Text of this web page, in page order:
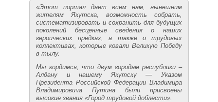
«Этот портал дает всем нам, нынешним
жителям Якутска, возможность собрать,
систематизировать и сохранить для будущих
поколений бесценные сведения о наших
героических предках, а также о трудовых
коллективах, которые ковали Великую Победу
в тылу.
Мы гордимся, что двум городам республики –
Алдану и нашему Якутску — Указом
Президента Российской Федерации Владимира
Владимировича Путина были присвоены
высокие звания «Город трудовой доблести».